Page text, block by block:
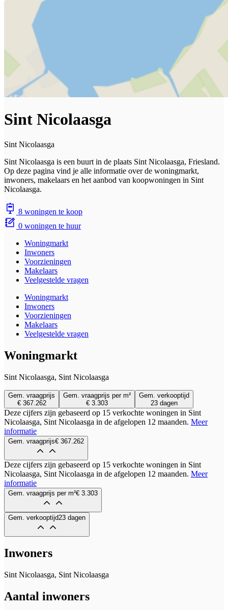
Sint Nicolaasga
Sint Nicolaasga
Sint Nicolaasga is een buurt in de plaats Sint Nicolaasga, Friesland.
Op deze pagina vind je alle informatie over de woningmarkt,
inwoners, makelaars en het aanbod van koopwoningen in Sint
Nicolaasga.
8 woningen te koop
0 woningen te huur
Woningmarkt
Inwoners
Voorzieningen
Makelaars
Veelgestelde vragen
Woningmarkt
Inwoners
Voorzieningen
Makelaars
Veelgestelde vragen
Woningmarkt
Sint Nicolaasga, Sint Nicolaasga
Gem. vraagprijs
€ 367.262
Gem. vraagprijs per m²
€ 3.303
Gem. verkooptijd
23 dagen
Deze cijfers zijn gebaseerd op 15 verkochte woningen in Sint
Nicolaasga, Sint Nicolaasga in de afgelopen 12 maanden. Meer
informatie
Gem. vraagprijs€ 367.262
Deze cijfers zijn gebaseerd op 15 verkochte woningen in Sint
Nicolaasga, Sint Nicolaasga in de afgelopen 12 maanden. Meer
informatie
Gem. vraagprijs per m²€ 3.303
Gem. verkooptijd23 dagen
Inwoners
Sint Nicolaasga, Sint Nicolaasga
Aantal inwoners